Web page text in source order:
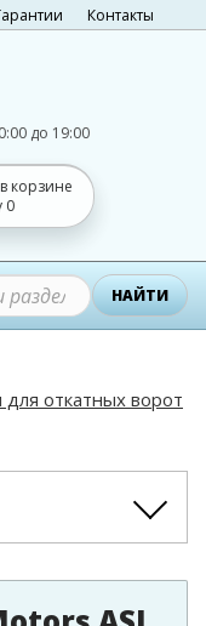
Контакты
до 19:00
корзине
0
НАЙТИ
для откатных ворот